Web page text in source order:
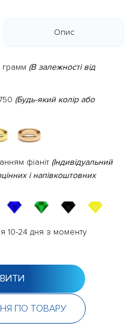
Опис
грамм (В залежності від
(Будь-який колір або
фіаніт (Індивідуальний
і напівкоштовних
10-24 дня з моменту
ПО ТОВАРУ